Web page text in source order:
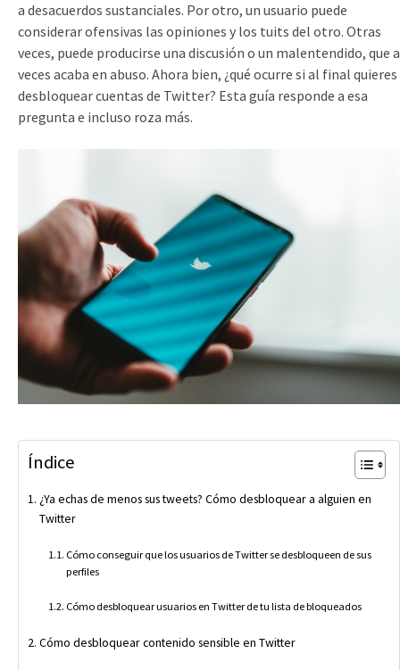
a desacuerdos sustanciales. Por otro, un usuario puede
considerar ofensivas las opiniones y los tuits del otro. Otras
veces, puede producirse una discusión o un malentendido, que a
veces acaba en abuso. Ahora bien, ¿qué ocurre si al final quieres
desbloquear cuentas de Twitter? Esta guía responde a esa
pregunta e incluso roza más.
Índice
¿Ya echas de menos sus tweets? Cómo desbloquear a alguien en
Twitter
Cómo conseguir que los usuarios de Twitter se desbloqueen de sus
perfiles
Cómo desbloquear usuarios en Twitter de tu lista de bloqueados
Cómo desbloquear contenido sensible en Twitter